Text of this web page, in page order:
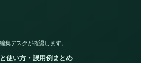
集デスクが確認します。
使い方・誤用例まとめ